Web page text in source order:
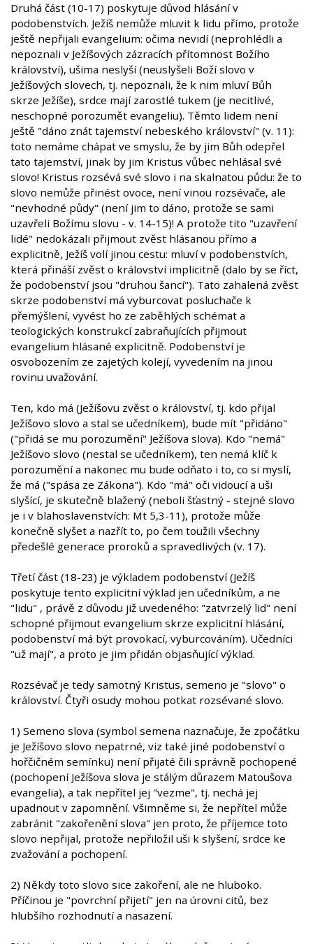
Druhá část (10-17) poskytuje důvod hlásání v
podobenstvích. Ježíš nemůže mluvit k lidu přímo, protože
ještě nepřijali evangelium: očima nevidí (neprohlédli a
nepoznali v Ježíšových zázracích přítomnost Božího
království), ušima neslyší (neuslyšeli Boží slovo v
Ježíšových slovech, tj. nepoznali, že k nim mluví Bůh
skrze Ježíše), srdce mají zarostlé tukem (je necitlivé,
neschopné porozumět evangeliu). Těmto lidem není
ještě "dáno znát tajemství nebeského království" (v. 11):
toto nemáme chápat ve smyslu, že by jim Bůh odepřel
tato tajemství, jinak by jim Kristus vůbec nehlásal své
slovo! Kristus rozsévá své slovo i na skalnatou půdu: že to
slovo nemůže přinést ovoce, není vinou rozsévače, ale
"nevhodné půdy" (není jim to dáno, protože se sami
uzavřeli Božímu slovu - v. 14-15)! A protože tito "uzavření
lidé" nedokázali přijmout zvěst hlásanou přímo a
explicitně, Ježíš volí jinou cestu: mluví v podobenstvích,
která přináší zvěst o království implicitně (dalo by se říct,
že podobenství jsou "druhou šancí"). Tato zahalená zvěst
skrze podobenství má vyburcovat posluchače k
přemýšlení, vyvést ho ze zaběhlých schémat a
teologických konstrukcí zabraňujících přijmout
evangelium hlásané explicitně. Podobenství je
osvobozením ze zajetých kolejí, vyvedením na jinou
rovinu uvažování.
Ten, kdo má (Ježíšovu zvěst o království, tj. kdo přijal
Ježíšovo slovo a stal se učedníkem), bude mít "přidáno"
("přidá se mu porozumění" Ježíšova slova). Kdo "nemá"
Ježíšovo slovo (nestal se učedníkem), ten nemá klíč k
porozumění a nakonec mu bude odňato i to, co si myslí,
že má ("spása ze Zákona"). Kdo "má" oči vidoucí a uši
slyšící, je skutečně blažený (neboli šťastný - stejné slovo
je i v blahoslavenstvích: Mt 5,3-11), protože může
konečně slyšet a nazřít to, po čem toužili všechny
předešlé generace proroků a spravedlivých (v. 17).
Třetí část (18-23) je výkladem podobenství (Ježíš
poskytuje tento explicitní výklad jen učedníkům, a ne
"lidu" , právě z důvodu již uvedeného: "zatvrzelý lid" není
schopné přijmout evangelium skrze explicitní hlásání,
podobenství má být provokací, vyburcováním). Učedníci
"už mají", a proto je jim přidán objasňující výklad.
Rozsévač je tedy samotný Kristus, semeno je "slovo" o
království. Čtyři osudy mohou potkat rozsévané slovo.
1) Semeno slova (symbol semena naznačuje, že zpočátku
je Ježíšovo slovo nepatrné, viz také jiné podobenství o
hořčičném semínku) není přijaté čili správně pochopené
(pochopení Ježíšova slova je stálým důrazem Matoušova
evangelia), a tak nepřítel jej "vezme", tj. nechá jej
upadnout v zapomnění. Všimněme si, že nepřítel může
zabránit "zakořenění slova" jen proto, že příjemce toto
slovo nepřijal, protože nepřiložil uši k slyšení, srdce ke
zvažování a pochopení.
2) Někdy toto slovo sice zakoření, ale ne hluboko.
Příčinou je "povrchní přijetí" jen na úrovni citů, bez
hlubšího rozhodnutí a nasazení.